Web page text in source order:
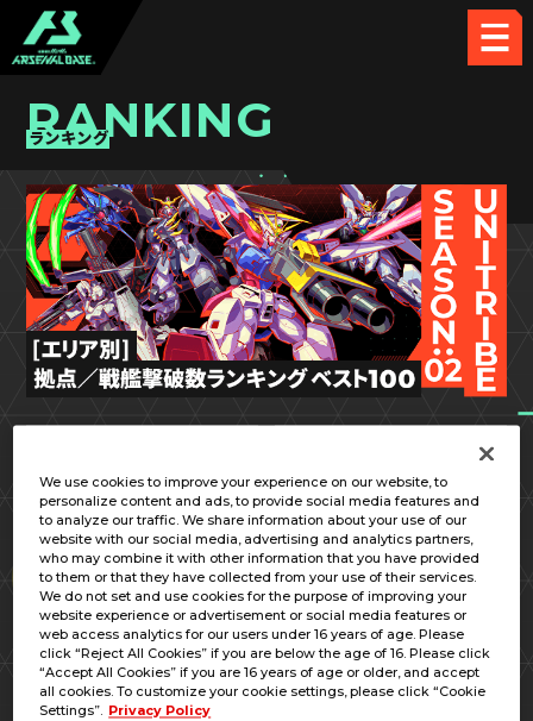
RANKING
ランキング
1
東京都
アリュ
Lv.63 310回
素人
素人
素人
We use cookies to improve your experience on our website, to
personalize content and ads, to provide social media features and
to analyze our traffic. We share information about your use of our
website with our social media, advertising and analytics partners,
who may combine it with other information that you have provided
to them or that they have collected from your use of their services.
We do not set and use cookies for the purpose of improving your
website experience or advertisement or social media features or
web access analytics for our users under 16 years of age. Please
click “Reject All Cookies” if you are below the age of 16. Please click
“Accept All Cookies” if you are 16 years of age or older, and accept
all cookies. To customize your cookie settings, please click “Cookie
Settings”. Privacy Policy